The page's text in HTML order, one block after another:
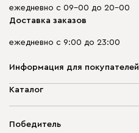
ежедневно с 09-00 до 20-00
Доставка заказов
ежедневно с 9:00 до 23:00
Информация для покупателей
О компании
Гарантия
Каталог
Корпусная мебель
Победитель